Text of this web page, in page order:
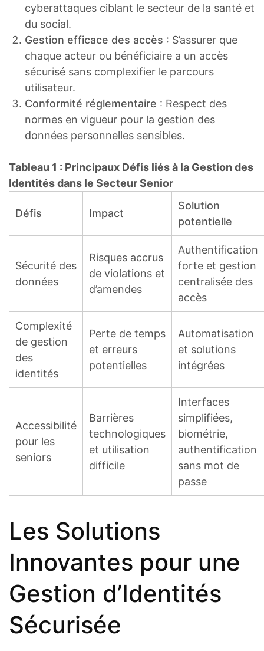
cyberattaques ciblant le secteur de la santé et
du social.
Gestion efficace des accès : S’assurer que
chaque acteur ou bénéficiaire a un accès
sécurisé sans complexifier le parcours
utilisateur.
Conformité réglementaire : Respect des
normes en vigueur pour la gestion des
données personnelles sensibles.
Tableau 1 : Principaux Défis liés à la Gestion des
Identités dans le Secteur Senior
Défis Impact
Solution
potentielle
Sécurité des
données
Risques accrus
de violations et
d’amendes
Authentification
forte et gestion
centralisée des
accès
Complexité
de gestion
des
identités
Perte de temps
et erreurs
potentielles
Automatisation
et solutions
intégrées
Accessibilité
pour les
seniors
Barrières
technologiques
et utilisation
difficile
Interfaces
simplifiées,
biométrie,
authentification
sans mot de
passe
Les Solutions
Innovantes pour une
Gestion d’Identités
Sécurisée